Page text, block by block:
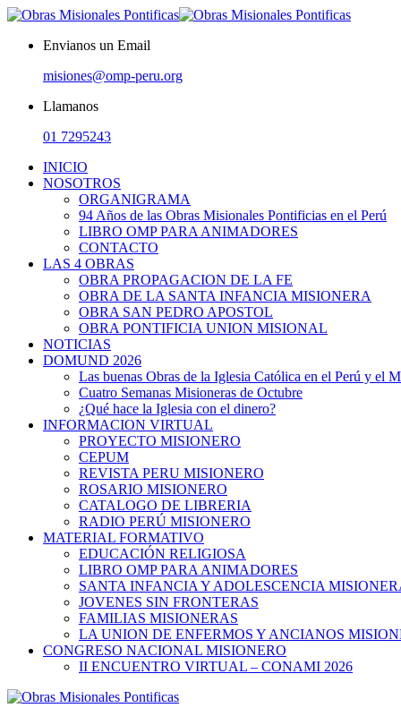
Envianos un Email
misiones@omp-peru.org
Llamanos
01 7295243
INICIO
NOSOTROS
ORGANIGRAMA
94 Años de las Obras Misionales Pontificias en el Perú
LIBRO OMP PARA ANIMADORES
CONTACTO
LAS 4 OBRAS
OBRA PROPAGACION DE LA FE
OBRA DE LA SANTA INFANCIA MISIONERA
OBRA SAN PEDRO APOSTOL
OBRA PONTIFICIA UNION MISIONAL
NOTICIAS
DOMUND 2026
Las buenas Obras de la Iglesia Católica en el Perú y el
Cuatro Semanas Misioneras de Octubre
¿Qué hace la Iglesia con el dinero?
INFORMACION VIRTUAL
PROYECTO MISIONERO
CEPUM
REVISTA PERU MISIONERO
ROSARIO MISIONERO
CATALOGO DE LIBRERIA
RADIO PERÚ MISIONERO
MATERIAL FORMATIVO
EDUCACIÓN RELIGIOSA
LIBRO OMP PARA ANIMADORES
SANTA INFANCIA Y ADOLESCENCIA
JOVENES SIN FRONTERAS
FAMILIAS MISIONERAS
LA UNION DE ENFERMOS Y ANCIANOS
CONGRESO NACIONAL MISIONERO
II ENCUENTRO VIRTUAL – CONAMI 2026